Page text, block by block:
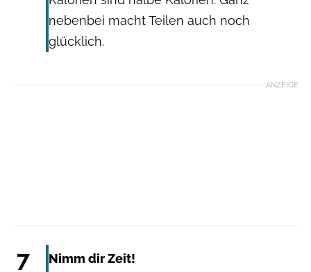
nebenbei macht Teilen auch noch
glücklich.
ANZEIGE
7 Nimm dir Zeit!